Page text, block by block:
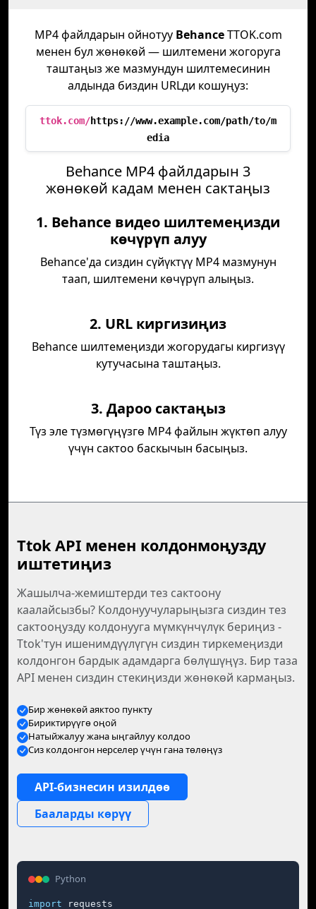
MP4 файлдарын ойнотуу BehanceTTOK.com
менен бул жөнөкөй — шилтемени жогоруга
таштаңыз же мазмундун шилтемесинин
алдында биздин URLди кошуңуз:
ttok.com/https://www.example.com/path/to/m
edia
Behance MP4 файлдарын 3
жөнөкөй кадам менен сактаңыз
1. Behance видео шилтемеңизди
көчүрүп алуу
Behance'да сиздин сүйүктүү MP4 мазмунун
таап, шилтемени көчүрүп алыңыз.
2. URL киргизиңиз
Behance шилтемеңизди жогорудагы киргизүү
кутучасына таштаңыз.
3. Дароо сактаңыз
Түз эле түзмөгүңүзгө MP4 файлын жүктөп алуу
үчүн сактоо баскычын басыңыз.
Ttok API менен колдонмоңузду
иштетиңиз
Жашылча-жемиштерди тез сактоону
каалайсызбы? Колдонуучуларыңызга сиздин тез
сактооңузду колдонууга мүмкүнчүлүк бериңиз -
Ttok'тун ишенимдүүлүгүн сиздин тиркемеңизди
колдонгон бардык адамдарга бөлүшүңүз. Бир таза
API менен сиздин стекиңизди жөнөкөй кармаңыз.
Бир жөнөкөй аяктоо пункту
Бириктирүүгө оңой
Натыйжалуу жана ыңгайлуу колдоо
Сиз колдонгон нерселер үчүн гана төлөңүз
API-бизнесин изилдөө
Бааларды көрүү
Python
import requests